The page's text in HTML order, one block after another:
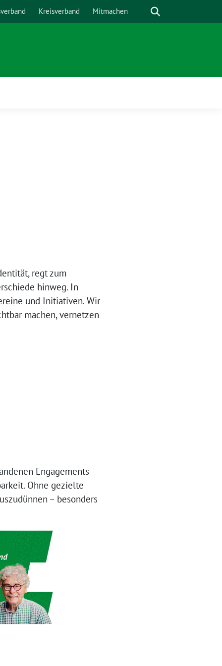
Kreisverband Mitmachen Suche
regt zum
hinweg. In
und Initiativen. Wir
machen, vernetzen
Engagements
Ohne gezielte
– besonders